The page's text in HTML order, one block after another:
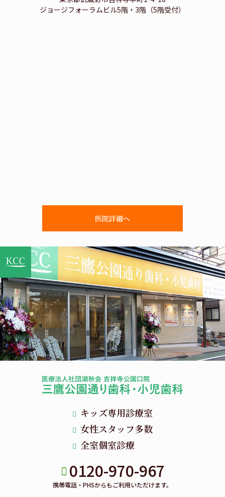
ジョージフォーラムビル5階・3階（5階受付）
医院詳細へ
キッズ専用診療室
女性スタッフ多数
全室個室診療
0120-970-967
携帯電話・PHSからもご利用いただけます。